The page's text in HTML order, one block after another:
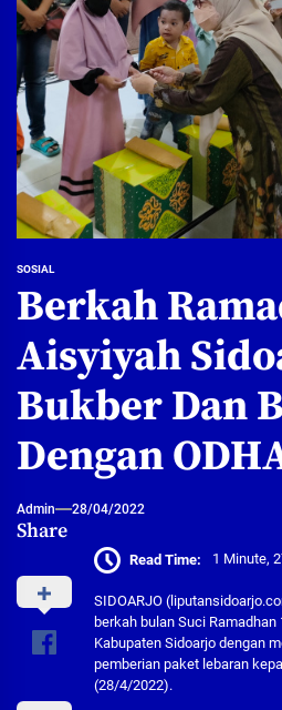
SOSIAL
Berkah
Aisyiyah
Bukber Dan
Dengan
Admin 28/04/2022
Share
Read Time: 1 Minute,
SIDOARJO
berkah bulan Suci
Kabupaten Sidoarjo dengan
pemberian paket lebaran
(28/4/2022).